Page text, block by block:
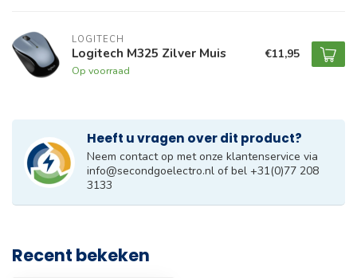
LOGITECH
Logitech M325 Zilver Muis
Op voorraad
€11,95
Heeft u vragen over dit product?
Neem contact op met onze klantenservice via
info@secondgoelectro.nl of bel +31(0)77 208
3133
Recent bekeken